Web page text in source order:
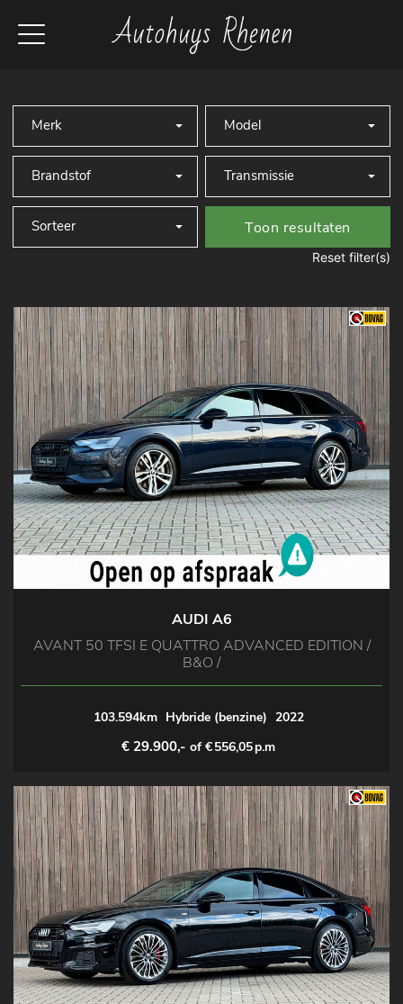
Toon resultaten
Reset filter(s)
AUDI A6
AVANT 50 TFSI E QUATTRO ADVANCED EDITION /
B&O /
103.594km Hybride (benzine) 2022
€ 29.900,- of €556,05p.m